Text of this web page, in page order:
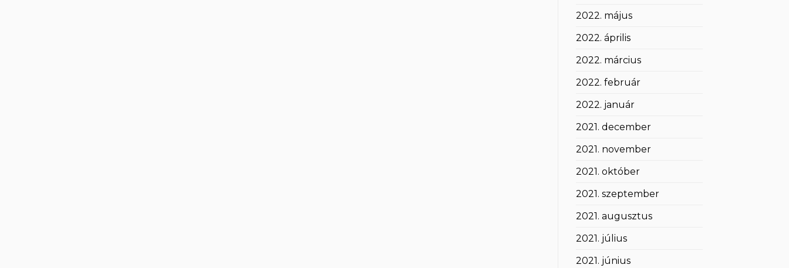
2022. május
2022. április
2022. március
2022. február
2022. január
2021. december
2021. november
2021. október
2021. szeptember
2021. augusztus
2021. július
2021. június